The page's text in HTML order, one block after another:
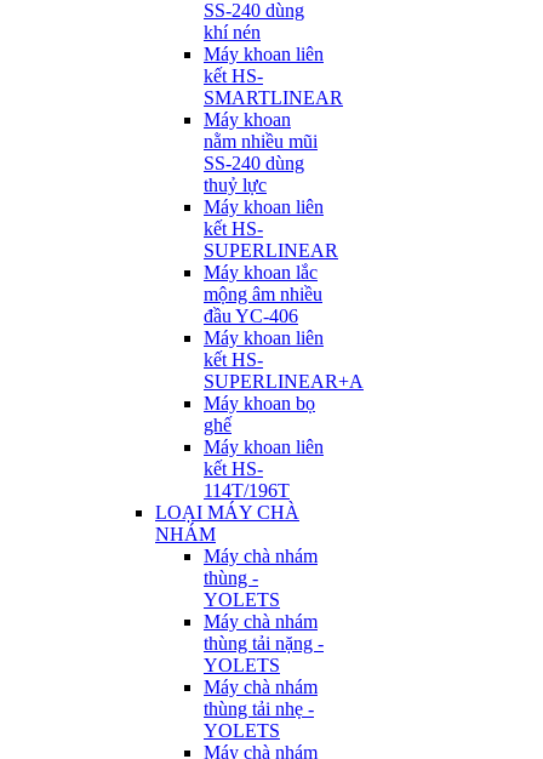
SS-240 dùng
khí nén
Máy khoan liên
kết HS-
SMARTLINEAR
Máy khoan
nằm nhiều mũi
SS-240 dùng
thuỷ lực
Máy khoan liên
kết HS-
SUPERLINEAR
Máy khoan lắc
mộng âm nhiều
đầu YC-406
Máy khoan liên
kết HS-
SUPERLINEAR+A
Máy khoan bọ
ghế
Máy khoan liên
kết HS-
114T/196T
LOẠI MÁY CHÀ
NHÁM
Máy chà nhám
thùng -
YOLETS
Máy chà nhám
thùng tải nặng -
YOLETS
Máy chà nhám
thùng tải nhẹ -
YOLETS
Máy chà nhám